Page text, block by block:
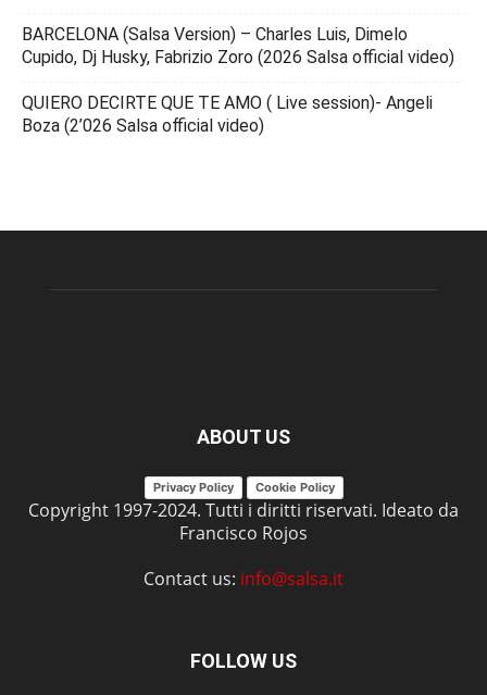
BARCELONA (Salsa Version) – Charles Luis, Dimelo
Cupido, Dj Husky, Fabrizio Zoro (2026 Salsa official video)
QUIERO DECIRTE QUE TE AMO ( Live session)- Angeli
Boza (2’026 Salsa official video)
ABOUT US
Privacy Policy Cookie Policy
Copyright 1997-2024. Tutti i diritti riservati. Ideato da
Francisco Rojos
Contact us: info@salsa.it
FOLLOW US